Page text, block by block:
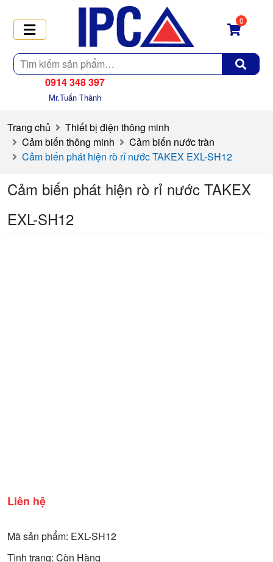
Tìm
kiếm
0
0914 348 397
Mr.Tuấn Thành
Trang chủ
Thiết bị điện thông minh
Cảm biến thông minh
Cảm biến nước tràn
Cảm biến phát hiện rò rỉ nước TAKEX EXL-SH12
Cảm biến phát hiện rò rỉ nước TAKEX
EXL-SH12
Liên hệ
Mã sản phẩm: EXL-SH12
Tình trạng: Còn Hàng